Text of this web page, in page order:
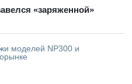
«заряженной»